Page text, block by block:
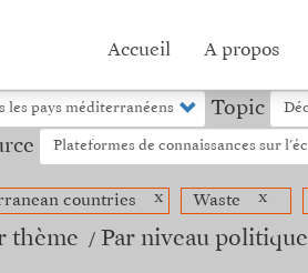
Hub
menu
Accueil A propos
Topic
countries x Waste x
thème Par niveau politique